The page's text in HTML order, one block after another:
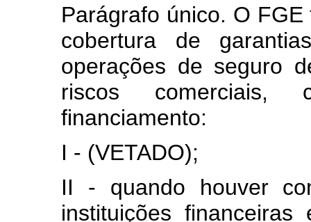
Parágrafo único. O
cobertura de
operações de seguro
riscos
financiamento:
I - (VETADO);
II - quando houver
instituições